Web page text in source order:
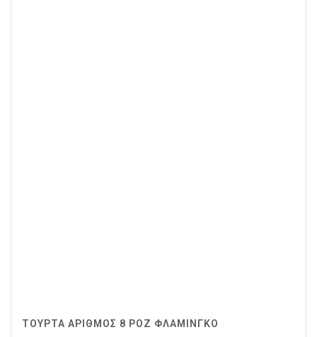
ΤΟΥΡΤΑ ΑΡΙΘΜΟΣ 8 ΡΟΖ ΦΛΑΜΙΝΓΚΟ